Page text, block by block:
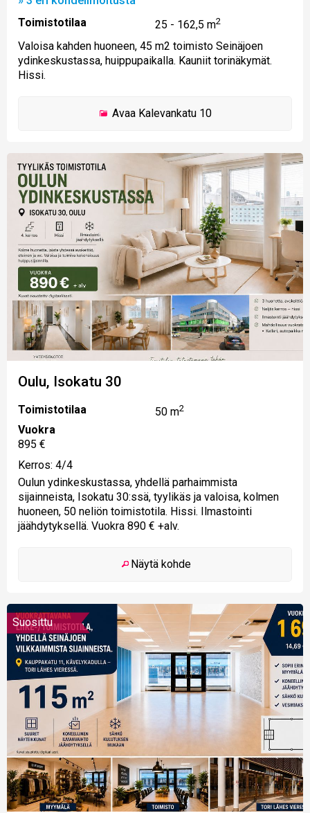
Toimistotilaa
25 - 162,5 m2
Valoisa kahden huoneen, 45 m2 toimisto Seinäjoen
ydinkeskustassa, huippupaikalla. Kauniit torinäkymät.
Hissi.
Avaa Kalevankatu 10
Oulu, Isokatu 30
Toimistotilaa 50 m2
Vuokra
895 €
Kerros: 4/4
Oulun ydinkeskustassa, yhdellä parhaimmista
sijainneista, Isokatu 30:ssä, tyylikäs ja valoisa, kolmen
huoneen, 50 neliön toimistotila. Hissi. Ilmastointi
jäähdytyksellä. Vuokra 890 € +alv.
Näytä kohde
Suosittu